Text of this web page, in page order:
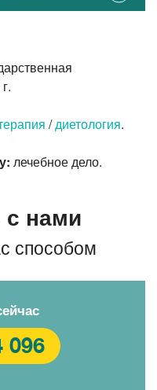
/диетология.
лечебное дело.
с нами
способом
096